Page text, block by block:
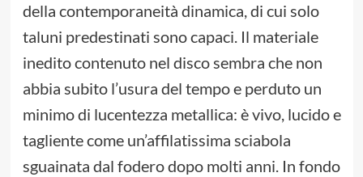
della contemporaneità dinamica, di cui solo
taluni predestinati sono capaci. Il materiale
inedito contenuto nel disco sembra che non
abbia subito l’usura del tempo e perduto un
minimo di lucentezza metallica: è vivo, lucido e
tagliente come un’affilatissima sciabola
sguainata dal fodero dopo molti anni. In fondo